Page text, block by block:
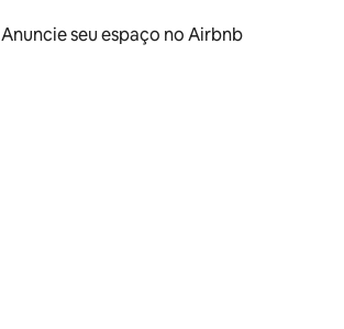
Anuncie seu espaço no Airbnb